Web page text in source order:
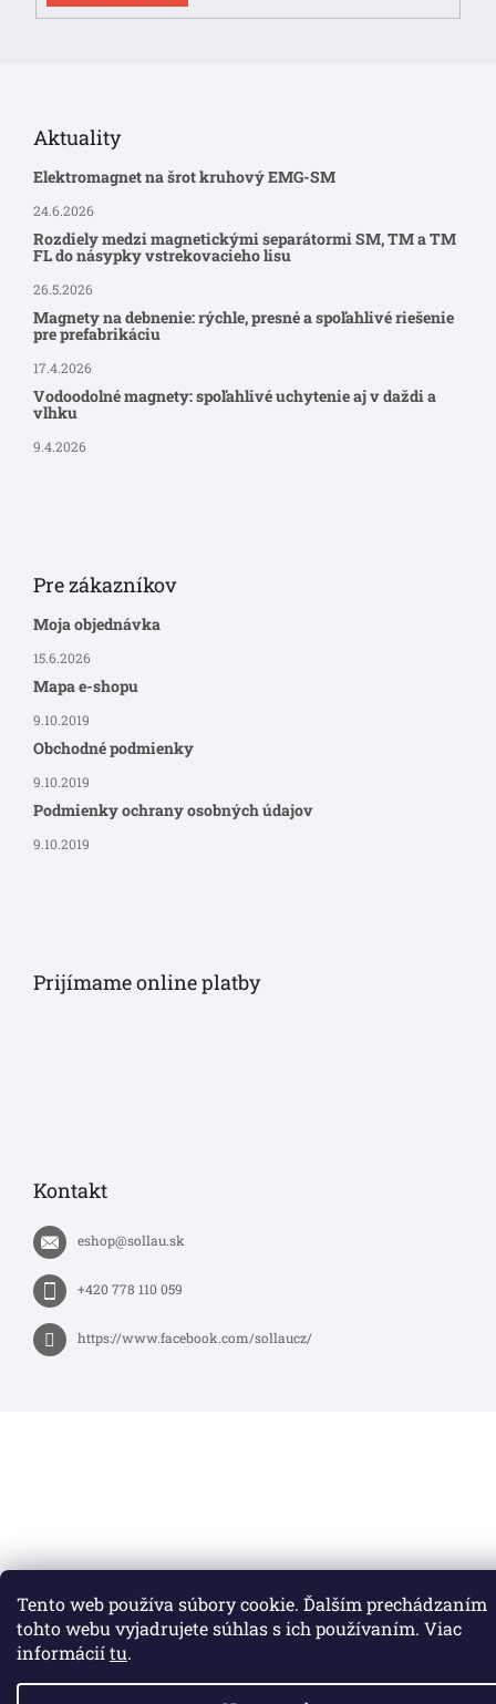
Tento web používa súbory cookie. Ďalším prechádzaním
tohto webu vyjadrujete súhlas s ich používaním. Viac
informáciítu.
Aktuality
Elektromagnet na šrot kruhový EMG-SM
24.6.2026
Rozdiely medzi magnetickými separátormi SM, TM a TM
FL do násypky vstrekovacieho lisu
26.5.2026
Magnety na debnenie: rýchle, presné a spoľahlivé riešenie
pre prefabrikáciu
17.4.2026
Vodoodolné magnety: spoľahlivé uchytenie aj v daždi a
vlhku
9.4.2026
Pre zákazníkov
Moja objednávka
15.6.2026
Mapa e-shopu
9.10.2019
Obchodné podmienky
9.10.2019
Podmienky ochrany osobných údajov
9.10.2019
Prijímame online platby
Kontakt
eshop@sollau.sk
+420 778 110 059
https://www.facebook.com/sollaucz/